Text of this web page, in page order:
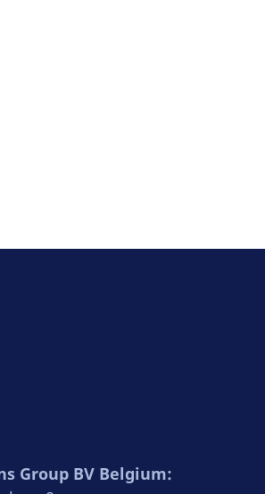
Group BV Belgium: